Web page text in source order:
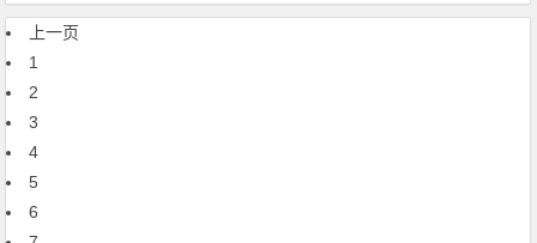
文章导航
上一页
1
2
3
4
5
6